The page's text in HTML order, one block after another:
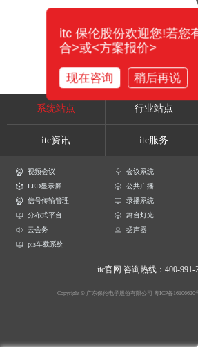
系统站点 行业站点
itc资讯 itc服务
视频会议 会议系统
LED显示屏
公共广播
信号传输管理
录播系统
分布式平台
舞台灯光
云会务
扬声器
pis车载系统
itc官网 咨询热线：400-991-
Copyright © 广东保伦电子股份有限公司 粤ICP备16106620
itc 保伦股份欢迎您!若您
合>或<方案报价>
现在咨询 稍后再说